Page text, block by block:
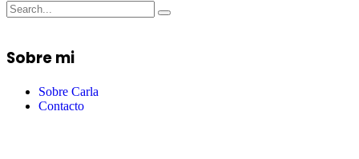
Sobre mi
Sobre Carla
Contacto